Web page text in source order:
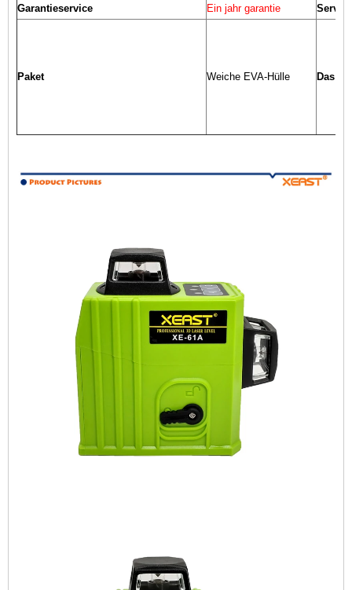
Garantieservice
Ein jahr garantie
Paket Weiche EVA-Hülle Das